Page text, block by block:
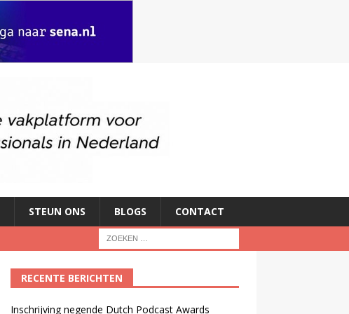
STEUN ONS BLOGS CONTACT
RECENTE BERICHTEN
Inschrijving negende Dutch Podcast Awards